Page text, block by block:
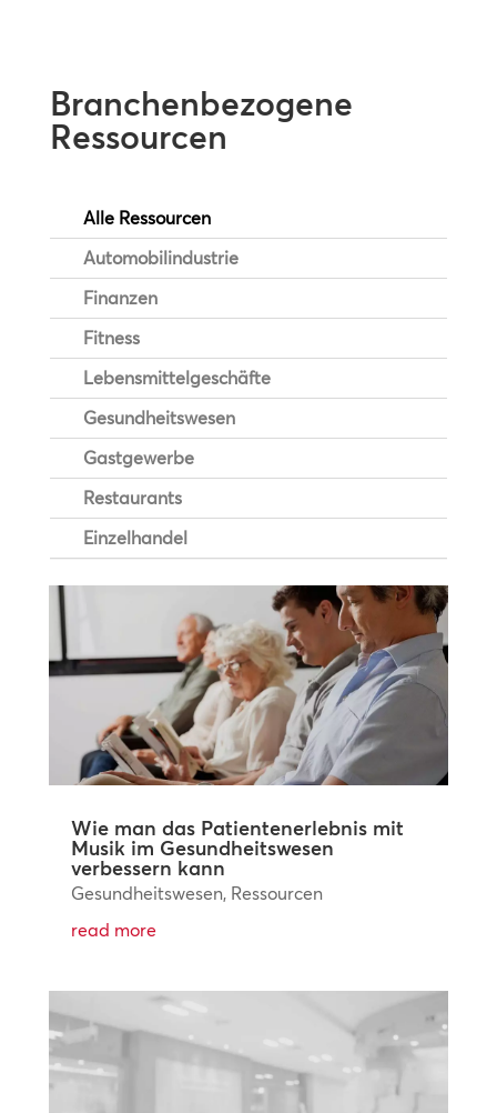
Branchenbezogene
Ressourcen
Alle Ressourcen
Automobilindustrie
Finanzen
Fitness
Lebensmittelgeschäfte
Gesundheitswesen
Gastgewerbe
Restaurants
Einzelhandel
Wie man das Patientenerlebnis mit
Musik im Gesundheitswesen
verbessern kann
Gesundheitswesen, Ressourcen
read more